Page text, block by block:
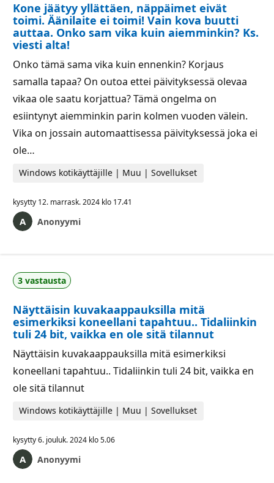
Kone jäätyy yllättäen, näppäimet eivät
toimi. Äänilaite ei toimi! Vain kova buutti
auttaa. Onko sam vika kuin aiemminkin? Ks.
viesti alta!
Onko tämä sama vika kuin ennenkin? Korjaus
samalla tapaa? On outoa ettei päivityksessä olevaa
vikaa ole saatu korjattua? Tämä ongelma on
esiintynyt aiemminkin parin kolmen vuoden välein.
Vika on jossain automaattisessa päivityksessä joka ei
ole…
Windows kotikäyttäjille | Muu | Sovellukset
kysytty 12. marrask. 2024 klo 17.41
Anonyymi
3 vastausta
Näyttäisin kuvakaappauksilla mitä
esimerkiksi koneellani tapahtuu.. Tidaliinkin
tuli 24 bit, vaikka en ole sitä tilannut
Näyttäisin kuvakaappauksilla mitä esimerkiksi
koneellani tapahtuu.. Tidaliinkin tuli 24 bit, vaikka en
ole sitä tilannut
Windows kotikäyttäjille | Muu | Sovellukset
kysytty6. jouluk. 2024 klo 5.06
Anonyymi